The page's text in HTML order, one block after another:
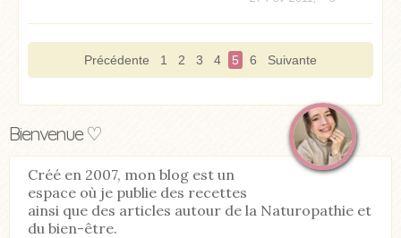
Précédente 1 2 3 4 5 6 Suivante
Bienvenue ♡
Créé en 2007, mon blog est un
espace où je publie des recettes
ainsi que des articles autour de la Naturopathie et
du bien-être.